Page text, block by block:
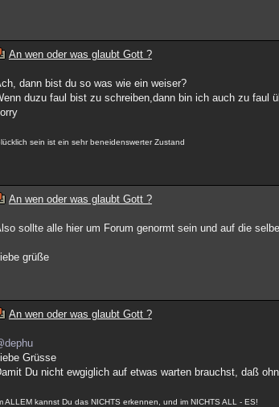
An wen oder was glaubt Gott ?
dann bist du so was wie ein weiser?
duzu faul bist zu schreiben,dann bin ich auch zu faul
sein ist ein sehr beneidenswerter Zustand
An wen oder was glaubt Gott ?
sollte alle hier um Forum genormt sein und auf die
grüße
An wen oder was glaubt Gott ?
Grüsse
Du nicht ewgiglich auf etwas warten brauchst, daß
ALLEM kannst Du das NICHTS erkennen, und im NICHTS ALL - ES!